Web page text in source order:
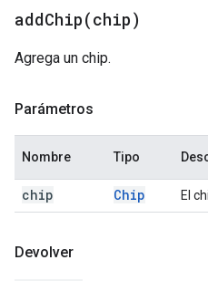
addChip(chip)
Agrega un chip.
Parámetros
Nombre Tipo
chip Chip El
Devolver